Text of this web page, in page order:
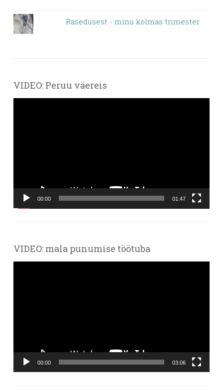
Rasedusest - minu kolmas trimester
VIDEO: Peruu väereis
00:00 01:47
VIDEO: mala punumise töötuba
00:00 03:06